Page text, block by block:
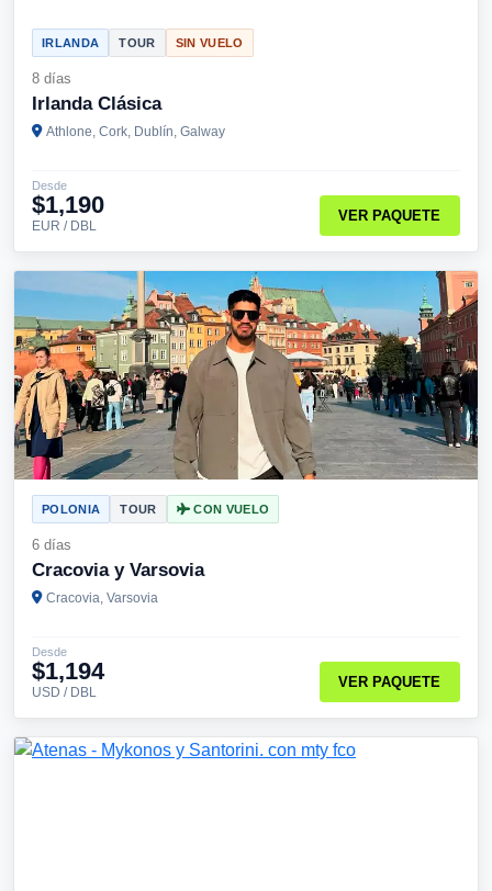
IRLANDA TOUR SIN VUELO
8 días
Irlanda Clásica
Athlone, Cork, Dublín, Galway
Desde
$1,190
EUR / DBL
VER PAQUETE
POLONIA TOUR CON VUELO
6 días
Cracovia y Varsovia
Cracovia, Varsovia
Desde
$1,194
USD / DBL
VER PAQUETE